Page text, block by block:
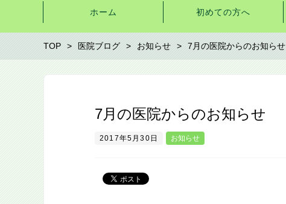
ホーム 初めての方へ
TOP 医院ブログ お知らせ 7月の医院からのお知らせ
7月の医院からのお知らせ
2017年5月30日 お知らせ